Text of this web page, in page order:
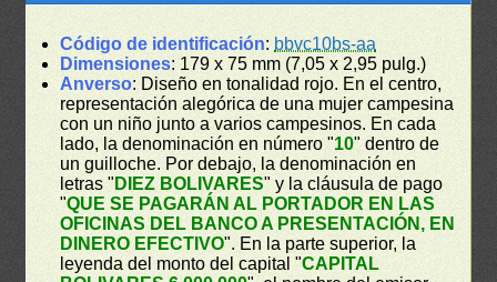
Código de identificación: bbvc10bs-aa
Dimensiones: 179 x 75 mm (7,05 x 2,95 pulg.)
Anverso: Diseño en tonalidad rojo. En el centro,
representación alegórica de una mujer campesina
con un niño junto a varios campesinos. En cada
lado, la denominación en número "10" dentro de
un guilloche. Por debajo, la denominación en
letras " DIEZ BOLIVARES" y la cláusula de pago
"QUE SE PAGARÁN AL PORTADOR EN LAS
OFICINAS DEL BANCO A PRESENTACIÓN, EN
DINERO EFECTIVO". En la parte superior, la
leyenda del monto del capital "CAPITAL